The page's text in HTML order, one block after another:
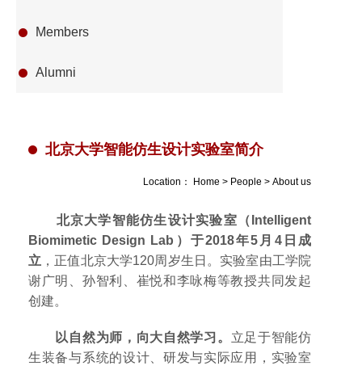
Members
Alumni
北京大学智能仿生设计实验室简介
Location： Home > People > About us
北京大学智能仿生设计实验室（Intelligent
Biomimetic Design Lab）于2018年5月4日成
立 ，正值北京大学120周岁生日。实验室由工学院
谢广明、孙智利、崔悦和李咏梅等教授共同发起
创建。
以自然为师，向大自然学习。 立足于智能仿
生装备与系统的设计、研发与实际应用，实验室